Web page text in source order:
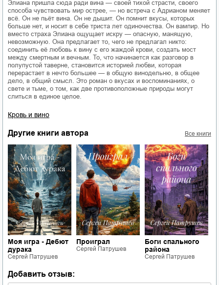
Элиана пришла сюда ради вина — своей тихой страсти, своего
способа чувствовать мир острее, — но встреча с Адрианом меняет
всё. Он не пьёт вина. Он не дышит. Он помнит вкусы, которых
больше нет, и носит в себе триста лет одиночества. Он вампир. Но
вместо страха Элиана ощущает искру — опасную, манящую,
невозможную. Она предлагает то, чего не предлагал никто:
соединить её любовь к вину с его жаждой крови, создать мост
между смертным и вечным. То, что начинается как разговор в
полупустой таверне, становится историей любви, которая
перерастает в нечто большее — в общую винодельню, в общее
дело, в общий смысл. Это роман о вкусах и воспоминаниях, о
свете и тьме, о том, как две противоположные природы могут
слиться в единое целое.
Кровь и вино
Другие книги автора Все книги
Моя игра - Дебют
дурака
Сергей Патрушев
Проиграл
Сергей Патрушев
Боги спального
района
Сергей Патрушев
Добавить отзыв: